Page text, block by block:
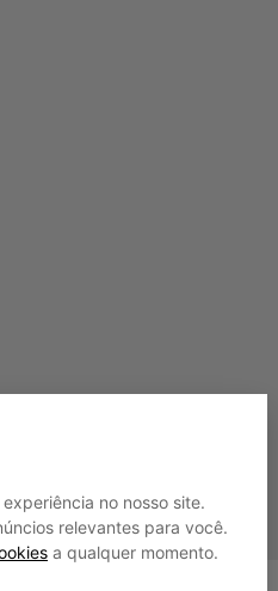
no nosso site.
relevantes para você.
a qualquer momento.